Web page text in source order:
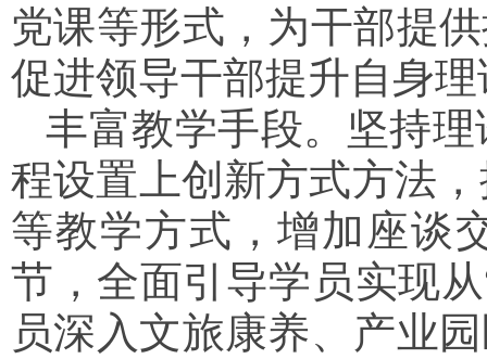
党课等形式，为干部提
促进领导干部提升自身
丰富教学手段。坚持
程设置上创新方式方法
等教学方式，增加座谈
节，全面引导学员实现
员深入文旅康养、产业